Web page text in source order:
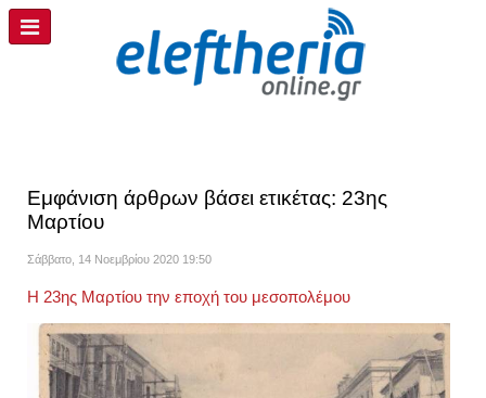
Εμφάνιση άρθρων βάσει ετικέτας: 23ης
Μαρτίου
Σάββατο, 14 Νοεμβρίου 2020 19:50
Η 23ης Μαρτίου την εποχή του μεσοπολέμου